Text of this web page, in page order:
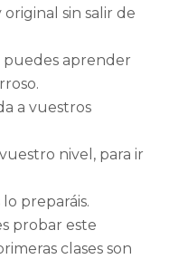
sin salir de
aprender
a vuestros
nivel, para ir
preparáis.
probar este
clases son